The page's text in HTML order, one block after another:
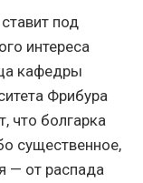
под
интереса
кафедры
Фрибура
что болгарка
существенное,
— от распада